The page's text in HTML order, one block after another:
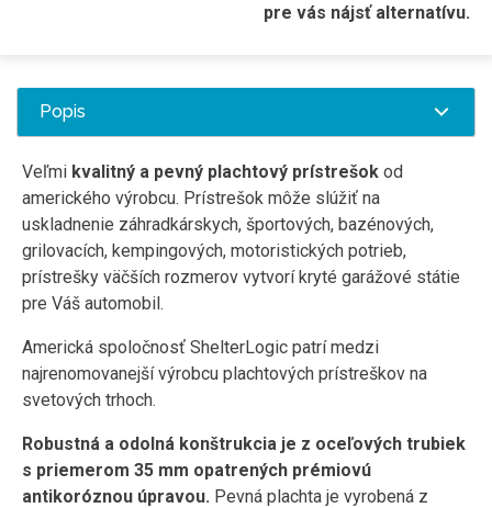
pre vás nájsť alternatívu.
Popis
Veľmi kvalitný a pevný plachtový prístrešok od
amerického výrobcu. Prístrešok môže slúžiť na
uskladnenie záhradkárskych, športových, bazénových,
grilovacích, kempingových, motoristických potrieb,
prístrešky väčších rozmerov vytvorí kryté garážové státie
pre Váš automobil.
Americká spoločnosť ShelterLogic patrí medzi
najrenomovanejší výrobcu plachtových prístreškov na
svetových trhoch.
Robustná a odolná konštrukcia je z oceľových trubiek
s priemerom 35 mm opatrených prémiovú
antikoróznou úpravou. Pevná plachta je vyrobená z